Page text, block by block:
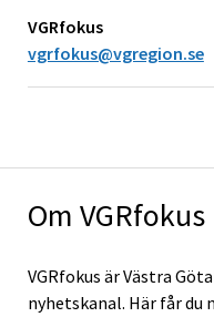
Om VGRfokus
VGRfokus är Västra
nyhetskanal. Här får du
VGRfokus
vgrfokus@vgregion.se